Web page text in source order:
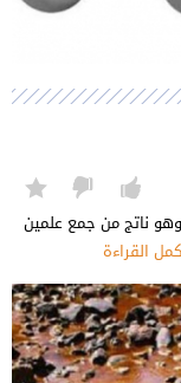
ناتج من جمع علمين
القراءة